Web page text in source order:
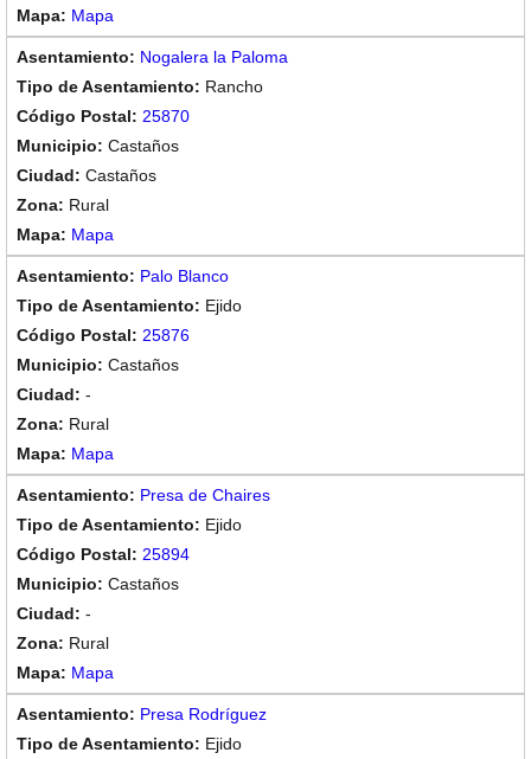
Mapa
Nogalera la Paloma
Rancho
25870
Castaños
Castaños
Rural
Mapa
Palo Blanco
Ejido
25876
Castaños
-
Rural
Mapa
Presa de Chaires
Ejido
25894
Castaños
-
Rural
Mapa
Presa Rodríguez
Ejido